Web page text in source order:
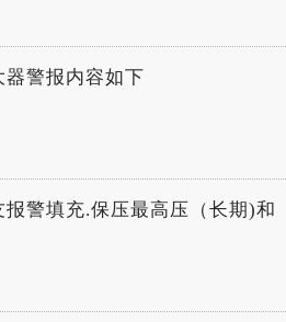
警报内容如下
警填充.保压最高压（长期)和